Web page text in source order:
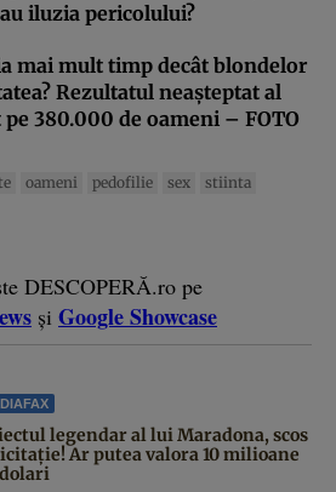
iluzia pericolului?
mai mult timp decât blondelor
Rezultatul neaşteptat al
380.000 de oameni – FOTO
oameni pedofilie sex
stiinta
DESCOPERĂ.ro pe
și Google Showcase
legendar al lui Maradona, scos
Ar putea valora 10 milioane